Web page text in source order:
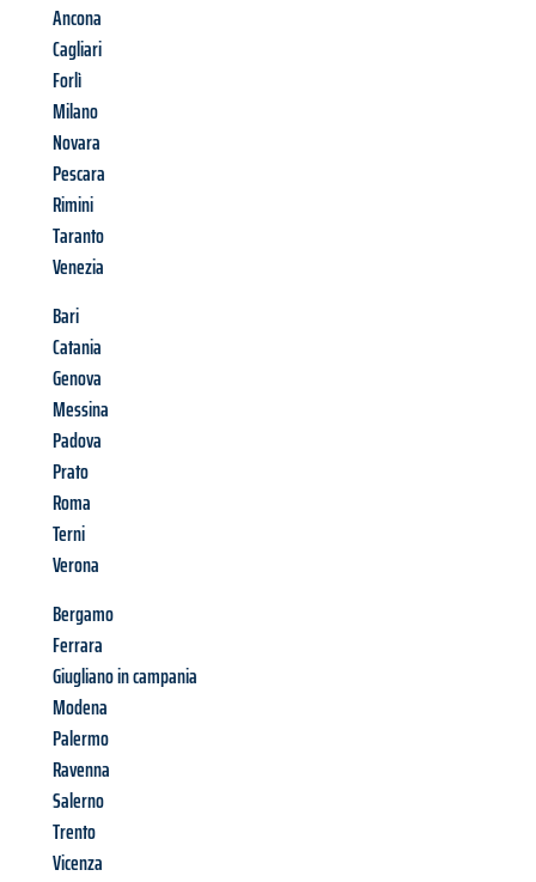
Ancona
Cagliari
Forlì
Milano
Novara
Pescara
Rimini
Taranto
Venezia
Bari
Catania
Genova
Messina
Padova
Prato
Roma
Terni
Verona
Bergamo
Ferrara
Giugliano in campania
Modena
Palermo
Ravenna
Salerno
Trento
Vicenza